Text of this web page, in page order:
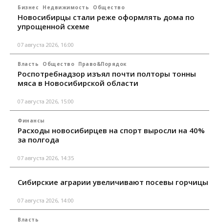
Бизнес Недвижимость Общество
Новосибирцы стали реже оформлять дома по
упрощенной схеме
07 августа 2026, 16:00
Власть Общество Право&Порядок
Роспотребнадзор изъял почти полторы тонны
мяса в Новосибирской области
07 августа 2026, 15:00
Финансы
Расходы новосибирцев на спорт выросли на 40%
за полгода
07 августа 2026, 14:35
Сибирские аграрии увеличивают посевы горчицы
07 августа 2026, 14:00
Власть